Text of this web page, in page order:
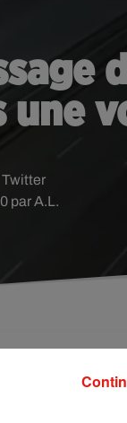
une
par A.L.
autoroute
l'un des